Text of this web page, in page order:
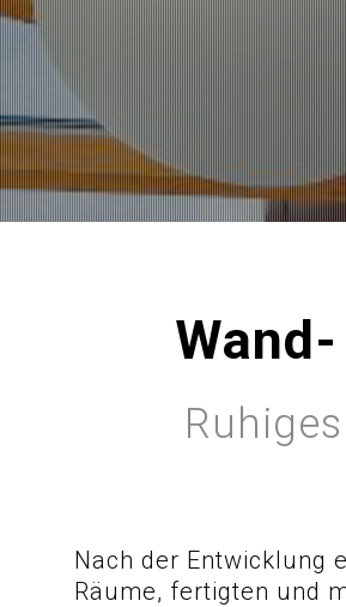
Nach der Entwicklung
Räume, fertigten und